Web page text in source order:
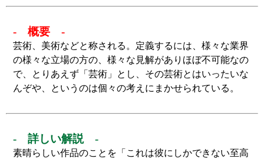
- 概要 -
芸術、美術などと称される。定義するには、様々な業界
の様々な立場の方の、様々な見解がありほぼ不可能なの
で、とりあえず「芸術」とし、その芸術とはいったいな
んぞや、というのは個々の考えにまかせられている。
- 詳しい解説 -
素晴らしい作品のことを「これは彼にしかできない至高